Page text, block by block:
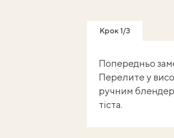
Крок 1/3
Попередньо
Перелите у
ручним
тіста.